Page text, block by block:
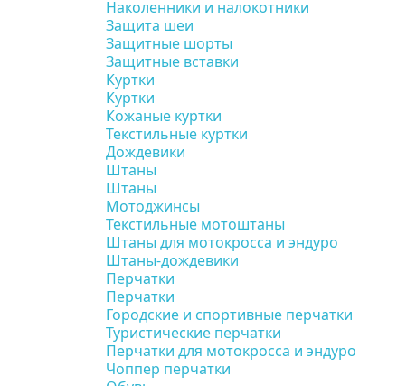
Наколенники и налокотники
Защита шеи
Защитные шорты
Защитные вставки
Куртки
Куртки
Кожаные куртки
Текстильные куртки
Дождевики
Штаны
Штаны
Мотоджинсы
Текстильные мотоштаны
Штаны для мотокросса и эндуро
Штаны-дождевики
Перчатки
Перчатки
Городские и спортивные перчатки
Туристические перчатки
Перчатки для мотокросса и эндуро
Чоппер перчатки